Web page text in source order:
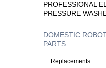
PROFESSIONAL
PRESSURE
DOMESTIC
PARTS
Replacements